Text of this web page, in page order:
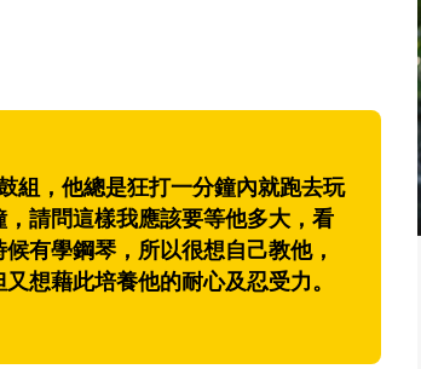
組，他總是狂打一分鐘內就跑去玩
請問這樣我應該要等他多大，看
有學鋼琴，所以很想自己教他，
想藉此培養他的耐心及忍受力。
升小一開學前預備備
和教育專家的建議，從孩子的學習、